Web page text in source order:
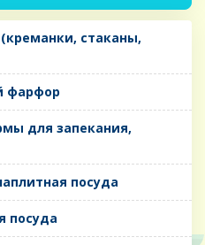
стаканы,
фарфор
для запекания,
посуда
посуда